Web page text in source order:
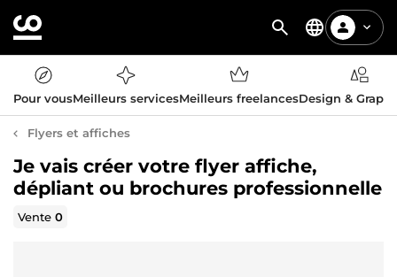
Pour vousMeilleurs servicesMeilleurs freelancesDesign &
Flyers et affiches
Je vais créer votre flyer affiche,
dépliant ou brochures professionnelle
Vente0